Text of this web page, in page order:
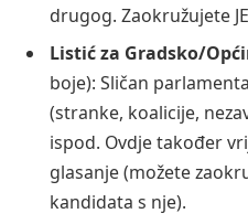
drugog. Zaokružujete
Listić za Gradsko/
boje): Sličan
(stranke, koalicije,
ispod. Ovdje također
glasanje (možete
kandidata s nje).